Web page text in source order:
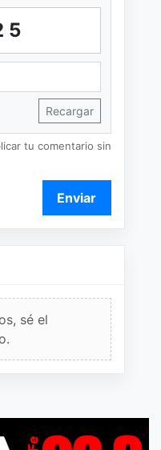
Recargar
tu comentario sin
Enviar
sé el